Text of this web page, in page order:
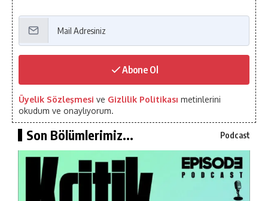
Abone Ol
Üyelik Sözleşmesi ve Gizlilik Politikası metinlerini
okudum ve onaylıyorum.
Son Bölümlerimiz... Podcast